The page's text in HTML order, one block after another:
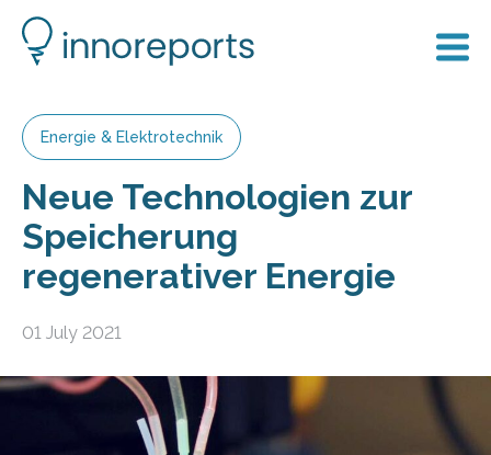
Energie & Elektrotechnik
Neue Technologien zur
Speicherung
regenerativer Energie
01 July 2021